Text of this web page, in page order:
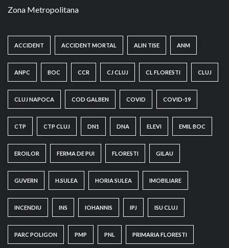
Zona Metropolitana
ACCIDENT ACCIDENT MORTAL ALIN TISE ANM
ANPC BOC CCR CJ CLUJ CL FLORESTI CLUJ
CLUJ NAPOCA COD GALBEN COVID COVID-19
CTP CTP CLUJ DN1 DNA ELEVI EMIL BOC
EROILOR FERMA DE PUI FLORESTI GILAU
GUVERN H.SULEA HORIA SULEA IMOBILIARE
INCENDIU INS IOHANNIS IPJ ISU CLUJ
PARC POLIGON PMP PNL PRIMARIA FLORESTI